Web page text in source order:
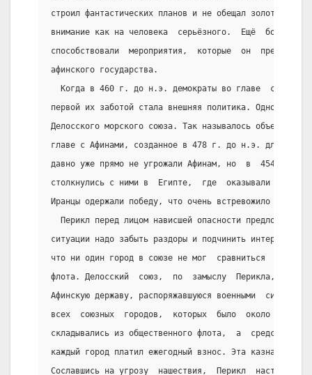
строил фантастических планов и не обещал золотых
внимание как на человека  серьёзного.  Ещё  большему
способствовали  мероприятия,  которые  он
афинского государства.
Когда в 460 г. до н.э. демократы во главе  с
первой их заботой стала внешняя политика. Одной  из
Делосского морского союза. Так называлось
главе с Афинами, созданное в 478 г. до н.э. для
давно уже прямо не угрожали Афинам, но  в  454  г.
столкнулись с ними в  Египте,  где  оказывали
Иранцы одержали победу, что очень встревожило афинян
Перикл перед лицом нависшей опасности предложил
ситуации надо забыть раздоры и подчинить интересы
что ни один город в союзе не мог  сравниться  с
флота. Делосский  союз,  по  замыслу  Перикла,
Афинскую державу, распоряжавшуюся военными  силами
всех  союзных  городов,  которых  было  около  200.
складывались из общественного флота,  а  средства
каждый город платил ежегодный взнос. Эта казна
Сославшись на угрозу  нашествия,  Перикл  настоял,